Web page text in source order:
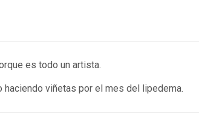
es todo un artista.
haciendo viñetas por el mes del lipedema.